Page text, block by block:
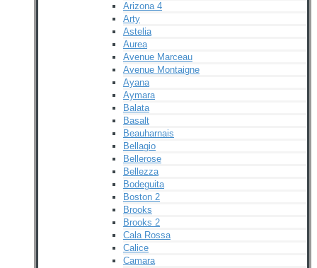
Arizona 4
Arty
Astelia
Aurea
Avenue Marceau
Avenue Montaigne
Ayana
Aymara
Balata
Basalt
Beauharnais
Bellagio
Bellerose
Bellezza
Bodeguita
Boston 2
Brooks
Brooks 2
Cala Rossa
Calice
Camara